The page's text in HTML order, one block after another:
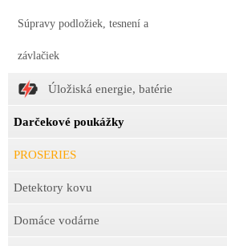
Súpravy podložiek, tesnení a
závlačiek
Úložiská energie, batérie
Darčekové poukážky
PROSERIES
Detektory kovu
Domáce vodárne